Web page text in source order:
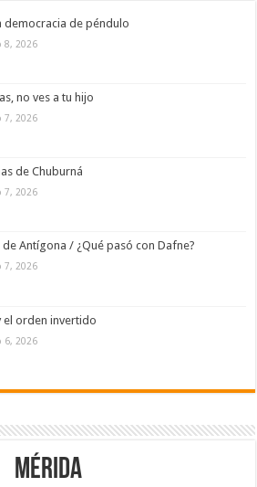
democracia de péndulo
8, 2026
no ves a tu hijo
7, 2026
de Chuburná
7, 2026
de Antígona / ¿Qué pasó con Dafne?
7, 2026
el orden invertido
6, 2026
Mérida